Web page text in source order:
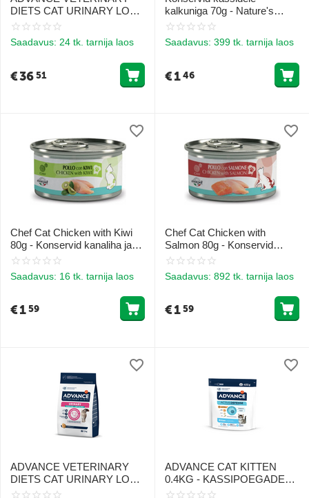
DIETS CAT URINARY LOW
CALORIES 2.5KG -
KASSIDELE KUSETEEDE
TERVISE TOETUSEKS JA
Saadavus: 24 tk. tarnija laos
€3651
kalkuniga 70g - Nature's
Variety Cat Original Turkey
Saadavus: 399 tk. tarnija laos
€146
Chef Cat Chicken with Kiwi
80g - Konservid kanaliha ja
Kiiviga
Saadavus: 16 tk. tarnija laos
€159
Chef Cat Chicken with
Salmon 80g - Konservid
kana- ja lõhelihaga
Saadavus: 892 tk. tarnija laos
€159
ADVANCE VETERINARY
DIETS CAT URINARY LOW
CALORIES 7.5KG -
ADVANCE CAT KITTEN
0.4KG - KASSIPOEGADELE
2 KUUST 12 KUUNI (KANA